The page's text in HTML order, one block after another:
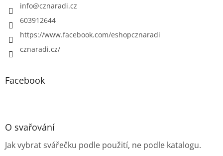
info@cznaradi.cz
603912644
https://www.facebook.com/eshopcznaradi
cznaradi.cz/
Facebook
O svařování
Jak vybrat svářečku podle použití, ne podle katalogu.